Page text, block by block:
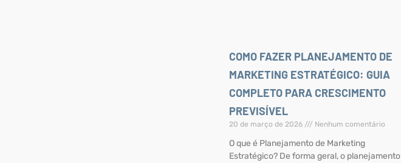
COMO FAZER PLANEJAMENTO DE
MARKETING ESTRATÉGICO: GUIA
COMPLETO PARA CRESCIMENTO
PREVISÍVEL
20 de março de 2026 Nenhum comentário
O que é Planejamento de Marketing
Estratégico? De forma geral, o planejamento